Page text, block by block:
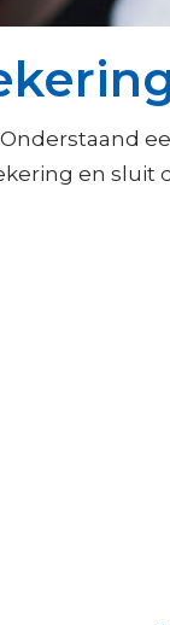
en